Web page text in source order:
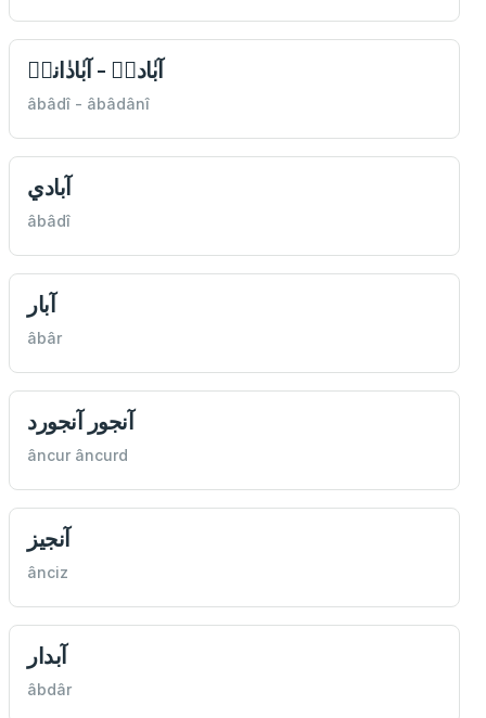
آبٰاديٖ - آبٰادٰانيٖ
âbâdî - âbâdânî
آبادي
âbâdî
آبار
âbâr
آنجور آنجورد
âncur âncurd
آنجيز
ânciz
آبدار
âbdâr